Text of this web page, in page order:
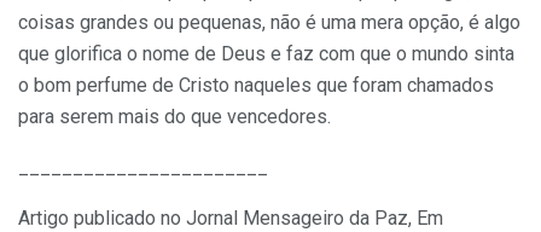
coisas grandes ou pequenas, não é uma mera opção, é algo
que glorifica o nome de Deus e faz com que o mundo sinta
o bom perfume de Cristo naqueles que foram chamados
para serem mais do que vencedores.
Artigo publicado no Jornal Mensageiro da Paz, Em